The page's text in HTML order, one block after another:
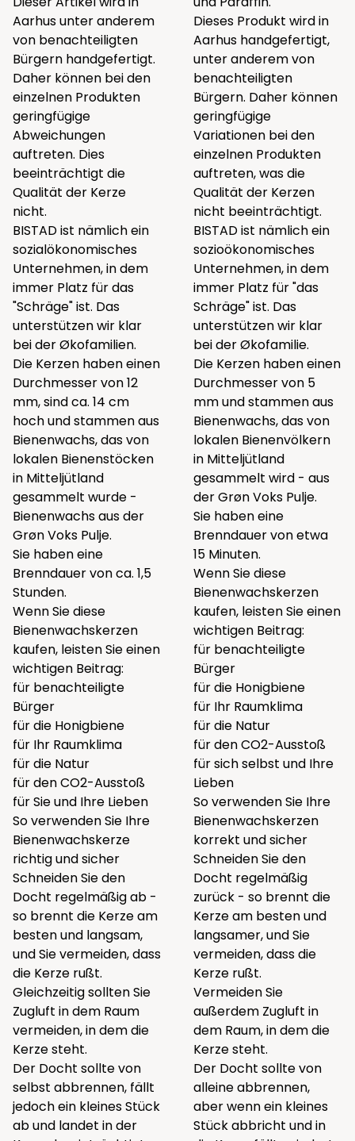
Aarhus unter anderem
von benachteiligten
Bürgern handgefertigt.
Daher können bei den
einzelnen Produkten
geringfügige
Abweichungen
auftreten. Dies
beeinträchtigt die
Qualität der Kerze
nicht.
BISTAD ist nämlich ein
sozialökonomisches
Unternehmen, in dem
immer Platz für das
"Schräge" ist. Das
unterstützen wir klar
bei der Økofamilien.
Die Kerzen haben einen
Durchmesser von 12
mm, sind ca. 14 cm
hoch und stammen aus
Bienenwachs, das von
lokalen Bienenstöcken
in Mitteljütland
gesammelt wurde -
Bienenwachs aus der
Grøn Voks Pulje.
Sie haben eine
Brenndauer von ca. 1,5
Stunden.
Wenn Sie diese
Bienenwachskerzen
kaufen, leisten Sie einen
wichtigen Beitrag:
für benachteiligte
Bürger
für die Honigbiene
für Ihr Raumklima
für die Natur
für den CO2-Ausstoß
für Sie und Ihre Lieben
So verwenden Sie Ihre
Bienenwachskerze
richtig und sicher
Schneiden Sie den
Docht regelmäßig ab -
so brennt die Kerze am
besten und langsam,
und Sie vermeiden, dass
die Kerze rußt.
Gleichzeitig sollten Sie
Zugluft in dem Raum
vermeiden, in dem die
Kerze steht.
Der Docht sollte von
selbst abbrennen, fällt
jedoch ein kleines Stück
ab und landet in der
Dieses Produkt wird in
Aarhus handgefertigt,
unter anderem von
benachteiligten
Bürgern. Daher können
geringfügige
Variationen bei den
einzelnen Produkten
auftreten, was die
Qualität der Kerzen
nicht beeinträchtigt.
BISTAD ist nämlich ein
sozioökonomisches
Unternehmen, in dem
immer Platz für "das
Schräge" ist. Das
unterstützen wir klar
bei der Økofamilie.
Die Kerzen haben einen
Durchmesser von 5
mm und stammen aus
Bienenwachs, das von
lokalen Bienenvölkern
in Mitteljütland
gesammelt wird - aus
der Grøn Voks Pulje.
Sie haben eine
Brenndauer von etwa
15 Minuten.
Wenn Sie diese
Bienenwachskerzen
kaufen, leisten Sie einen
wichtigen Beitrag:
für benachteiligte
Bürger
für die Honigbiene
für Ihr Raumklima
für die Natur
für den CO2-Ausstoß
für sich selbst und Ihre
Lieben
So verwenden Sie Ihre
Bienenwachskerzen
korrekt und sicher
Schneiden Sie den
Docht regelmäßig
zurück - so brennt die
Kerze am besten und
langsamer, und Sie
vermeiden, dass die
Kerze rußt.
Vermeiden Sie
außerdem Zugluft in
dem Raum, in dem die
Kerze steht.
Der Docht sollte von
alleine abbrennen,
aber wenn ein kleines
Stück abbricht und in